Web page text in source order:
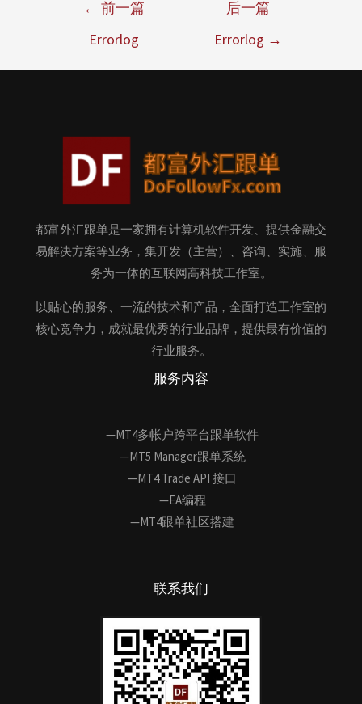
← 前一篇
Errorlog
后一篇
Errorlog →
都富外汇跟单是一家拥有计算机软件开发、提供金融交
易解决方案等业务，集开发（主营）、咨询、实施、服
务为一体的互联网高科技工作室。
以贴心的服务、一流的技术和产品，全面打造工作室的
核心竞争力，成就最优秀的行业品牌，提供最有价值的
行业服务。
服务内容
—MT4多帐户跨平台跟单软件
—MT5 Manager跟单系统
—MT4 Trade API 接口
—EA编程
—MT4跟单社区搭建
联系我们